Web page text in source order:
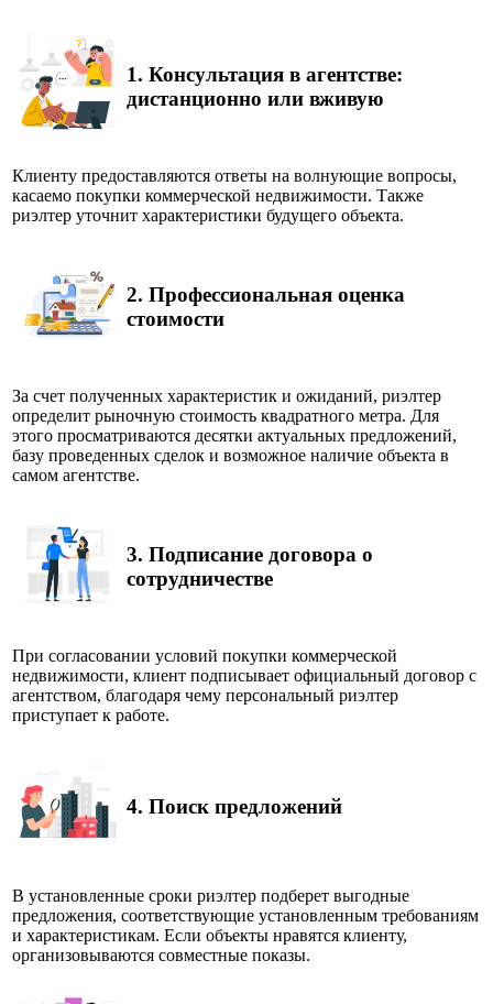
1. Консультация в агентстве:
дистанционно или вживую
Клиенту предоставляются ответы на волнующие вопросы,
касаемо покупки коммерческой недвижимости. Также
риэлтер уточнит характеристики будущего объекта.
2. Профессиональная оценка
стоимости
За счет полученных характеристик и ожиданий, риэлтер
определит рыночную стоимость квадратного метра. Для
этого просматриваются десятки актуальных предложений,
базу проведенных сделок и возможное наличие объекта в
самом агентстве.
3. Подписание договора о
сотрудничестве
При согласовании условий покупки коммерческой
недвижимости, клиент подписывает официальный договор с
агентством, благодаря чему персональный риэлтер
приступает к работе.
4. Поиск предложений
В установленные сроки риэлтер подберет выгодные
предложения, соответствующие установленным требованиям
и характеристикам. Если объекты нравятся клиенту,
организовываются совместные показы.